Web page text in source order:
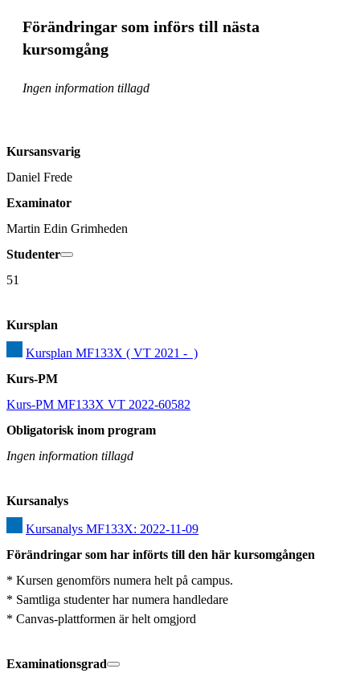
Förändringar som införs till nästa
kursomgång
Ingen information tillagd
Kursansvarig
Daniel Frede
Examinator
Martin Edin Grimheden
Studenter
51
Kursplan
Kursplan MF133X ( VT 2021 -  )
Kurs-PM
Kurs-PM MF133X VT 2022-60582
Obligatorisk inom program
Ingen information tillagd
Kursanalys
Kursanalys MF133X: 2022-11-09
Förändringar som har införts till den här kursomgången
* Kursen genomförs numera helt på campus.
* Samtliga studenter har numera handledare
* Canvas-plattformen är helt omgjord
Examinationsgrad